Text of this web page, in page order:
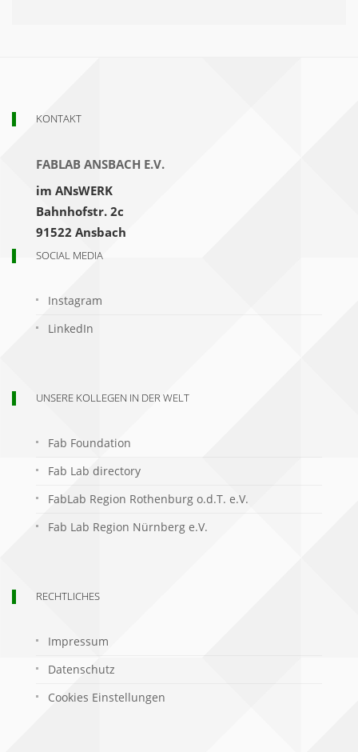
KONTAKT
FABLAB ANSBACH E.V.
im ANsWERK
Bahnhofstr. 2c
91522 Ansbach
SOCIAL MEDIA
Instagram
LinkedIn
UNSERE KOLLEGEN IN DER WELT
Fab Foundation
Fab Lab directory
FabLab Region Rothenburg o.d.T. e.V.
Fab Lab Region Nürnberg e.V.
RECHTLICHES
Impressum
Datenschutz
Cookies Einstellungen